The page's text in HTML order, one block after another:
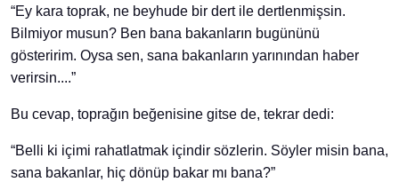
“Ey kara toprak, ne beyhude bir dert ile dertlenmişsin.
Bilmiyor musun? Ben bana bakanların bugününü
gösteririm. Oysa sen, sana bakanların yarınından haber
verirsin....”
Bu cevap, toprağın beğenisine gitse de, tekrar dedi:
“Belli ki içimi rahatlatmak içindir sözlerin. Söyler misin bana,
sana bakanlar, hiç dönüp bakar mı bana?”